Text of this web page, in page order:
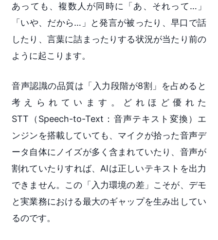
あっても、複数人が同時に「あ、それって…」
「いや、だから…」と発言が被ったり、早口で話
したり、言葉に詰まったりする状況が当たり前の
ように起こります。
音声認識の品質は「入力段階が8割」を占めると
考えられています。どれほど優れた
STT（Speech-to-Text：音声テキスト変換）エ
ンジンを搭載していても、マイクが拾った音声デ
ータ自体にノイズが多く含まれていたり、音声が
割れていたりすれば、AIは正しいテキストを出力
できません。この「入力環境の差」こそが、デモ
と実業務における最大のギャップを生み出してい
るのです。